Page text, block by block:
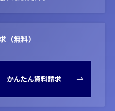
（無料）
かんたん資料請求